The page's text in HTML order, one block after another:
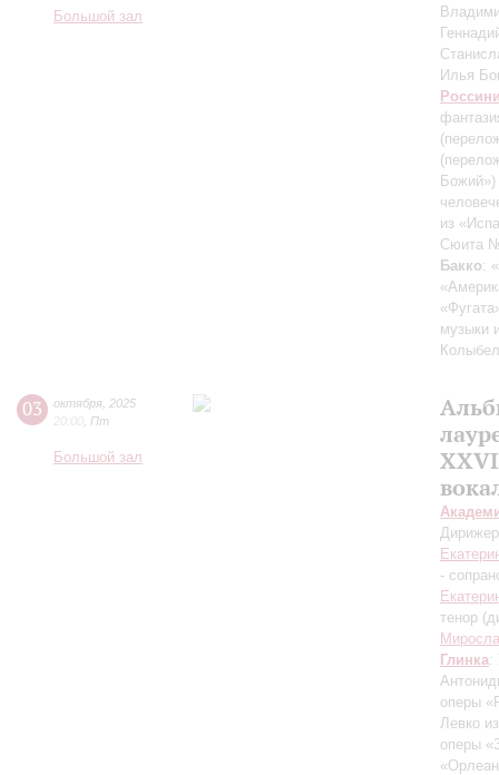
Большой зал
Илья
Божий»)
из
Сюита
Бакко:
музыки
03 октября 2025
20:00 Пт
Большой зал
-
тенор
Глинка:
оперы
Левко
оперы